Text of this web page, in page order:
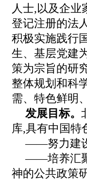
人士,以及企业
登记注册的法
积极实施践行
生、基层党建
策为宗旨的研
整体规划和科
需、特色鲜明
发展目标。
库,具有中国特
——努力建
——培养汇
神的公共政策